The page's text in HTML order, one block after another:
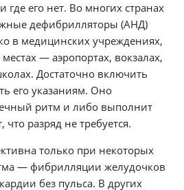
где его нет. Во многих странах
дефибрилляторы (АНД)
в медицинских учреждениях,
— аэропортах, вокзалах,
Достаточно включить
его указаниям. Оно
ритм и либо выполнит
разряд не требуется.
только при некоторых
— фибрилляции желудочков
без пульса. В других